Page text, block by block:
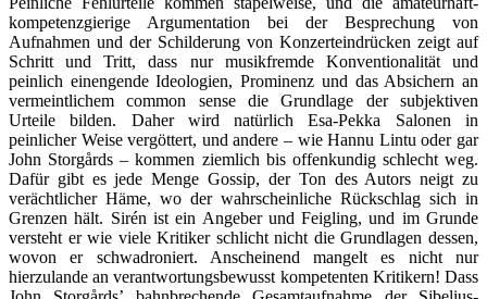
kompetenzgierige Argumentation bei der Besprechung von
Aufnahmen und der Schilderung von Konzerteindrücken zeigt auf
Schritt und Tritt, dass nur musikfremde Konventionalität und
peinlich einengende Ideologien, Prominenz und das Absichern an
vermeintlichem common sense die Grundlage der subjektiven
Urteile bilden. Daher wird natürlich Esa-Pekka Salonen in
peinlicher Weise vergöttert, und andere – wie Hannu Lintu oder gar
John Storgårds – kommen ziemlich bis offenkundig schlecht weg.
Dafür gibt es jede Menge Gossip, der Ton des Autors neigt zu
verächtlicher Häme, wo der wahrscheinliche Rückschlag sich in
Grenzen hält. Sirén ist ein Angeber und Feigling, und im Grunde
versteht er wie viele Kritiker schlicht nicht die Grundlagen dessen,
wovon er schwadroniert. Anscheinend mangelt es nicht nur
hierzulande an verantwortungsbewusst kompetenten Kritikern! Dass